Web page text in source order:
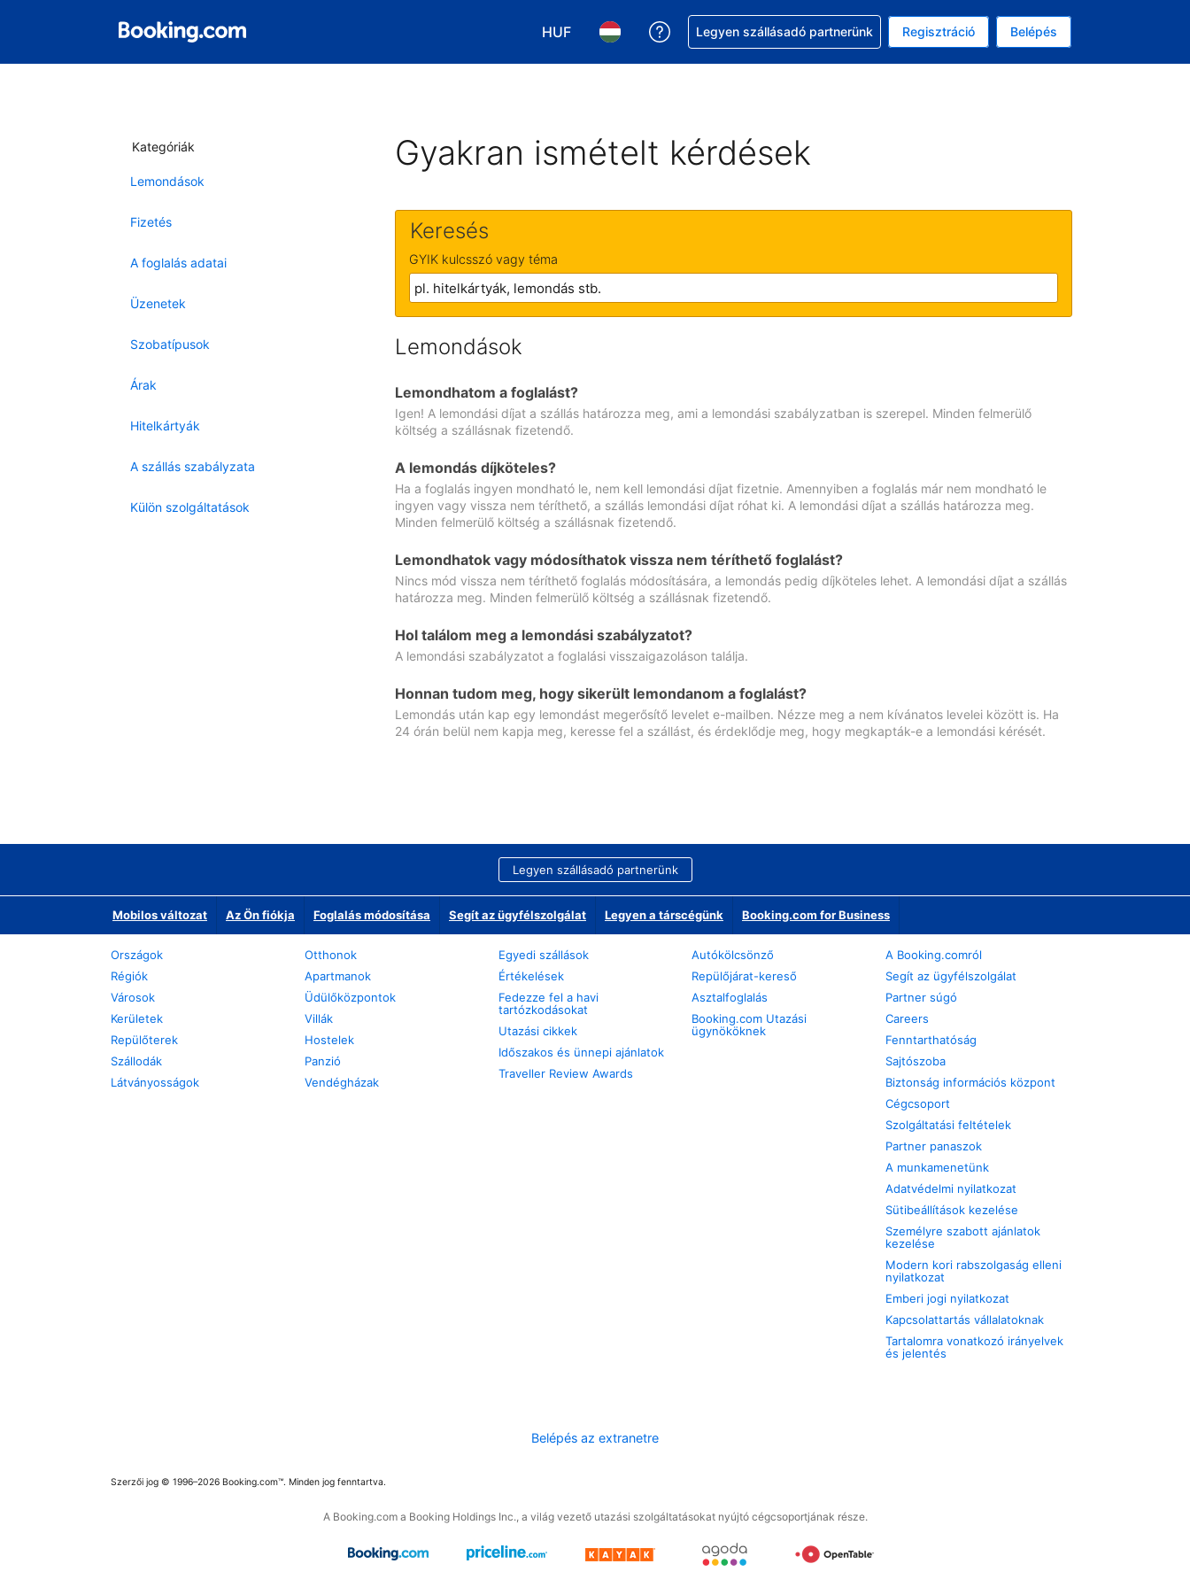
HUF
Válasszon pénznemet. Jelenlegi kiválasztott pénznem: magyar forint
Válasszon nyelvet. Jelenleg kiválasztott nyelv: Magyar
Segítség a foglalással
Legyen szállásadó partnerünk Regisztráció Belépés
Kategóriák
Lemondások
Fizetés
A foglalás adatai
Üzenetek
Szobatípusok
Árak
Hitelkártyák
A szállás szabályzata
Külön szolgáltatások
Gyakran ismételt kérdések
Keresés
GYIK kulcsszó vagy téma
Lemondások
Lemondhatom a foglalást?
Igen! A lemondási díjat a szállás határozza meg, ami a lemondási szabályzatban is szerepel. Minden felmerülő
költség a szállásnak fizetendő.
A lemondás díjköteles?
Ha a foglalás ingyen mondható le, nem kell lemondási díjat fizetnie. Amennyiben a foglalás már nem mondható le
ingyen vagy vissza nem téríthető, a szállás lemondási díjat róhat ki. A lemondási díjat a szállás határozza meg.
Minden felmerülő költség a szállásnak fizetendő.
Lemondhatok vagy módosíthatok vissza nem téríthető foglalást?
Nincs mód vissza nem téríthető foglalás módosítására, a lemondás pedig díjköteles lehet. A lemondási díjat a szállás
határozza meg. Minden felmerülő költség a szállásnak fizetendő.
Hol találom meg a lemondási szabályzatot?
A lemondási szabályzatot a foglalási visszaigazoláson találja.
Honnan tudom meg, hogy sikerült lemondanom a foglalást?
Lemondás után kap egy lemondást megerősítő levelet e-mailben. Nézze meg a nem kívánatos levelei között is. Ha
24 órán belül nem kapja meg, keresse fel a szállást, és érdeklődje meg, hogy megkapták-e a lemondási kérését.
Legyen szállásadó partnerünk
Mobilos változat Az Ön fiókja Foglalás módosítása Segít az ügyfélszolgálat Legyen a társcégünk Booking.com for Business
Országok
Régiók
Városok
Kerületek
Repülőterek
Szállodák
Látványosságok
Otthonok
Apartmanok
Üdülőközpontok
Villák
Hostelek
Panzió
Vendégházak
Egyedi szállások
Értékelések
Fedezze fel a havi
tartózkodásokat
Utazási cikkek
Időszakos és ünnepi ajánlatok
Traveller Review Awards
Autókölcsönző
Repülőjárat-kereső
Asztalfoglalás
Booking.com Utazási
ügynököknek
A Booking.comról
Segít az ügyfélszolgálat
Partner súgó
Careers
Fenntarthatóság
Sajtószoba
Biztonság információs központ
Cégcsoport
Szolgáltatási feltételek
Partner panaszok
A munkamenetünk
Adatvédelmi nyilatkozat
Sütibeállítások kezelése
Személyre szabott ajánlatok
kezelése
Modern kori rabszolgaság elleni
nyilatkozat
Emberi jogi nyilatkozat
Kapcsolattartás vállalatoknak
Tartalomra vonatkozó irányelvek
és jelentés
Belépés az extranetre
Szerzői jog © 1996–2026 Booking.com™. Minden jog fenntartva.
A Booking.com a Booking Holdings Inc., a világ vezető utazási szolgáltatásokat nyújtó cégcsoportjának része.